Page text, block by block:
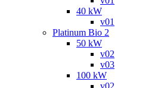
40 kW
v01
Platinum Bio 2
50 kW
v02
v03
100 kW
v02